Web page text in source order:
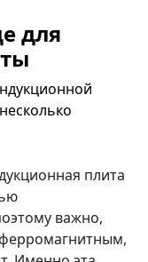
для
плита
важно,